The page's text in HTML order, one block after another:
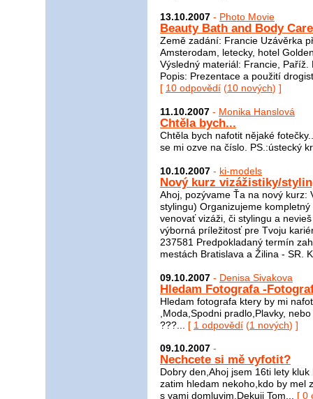
13.10.2007 - Photo Movie
Beauty Bath and Body Care
Země zadání: Francie Uzávěrka
Amsterodam, letecky, hotel
Výsledný materiál: Francie,
Popis: Prezentace a použití
[ 10 odpovědí (10 nových) ]
11.10.2007 - Monika Hanslová
Chtěla bych...
Chtěla bych nafotit nějaké
se mi ozve na číslo. PS.:ústecký
10.10.2007 - ki-models
Nový kurz vizážistiky/
Ahoj, pozývame Ťa na nový kurz:
stylingu) Organizujeme
venovať vizáži, či stylingu a
výborná príležitosť pre Tvoju
237581 Predpokladaný termín
mestách Bratislava a Žilina - SR.
09.10.2007 - Denisa Sivakova
Hledam Fotografa -
Hledam fotografa ktery by mi
,Moda,Spodni pradlo,Plavky,
???... [ 1 odpovědí (1 nových) ]
09.10.2007 -
Nechcete si mě vyfotit?
Dobry den,Ahoj jsem 16ti lety
zatim hledam nekoho,kdo by mel
s vami domluvim.Dekuji Tom... [ 0